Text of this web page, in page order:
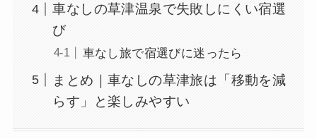
車なしの草津温泉で失敗しにくい宿選
び
車なし旅で宿選びに迷ったら
まとめ｜車なしの草津旅は「移動を減
らす」と楽しみやすい